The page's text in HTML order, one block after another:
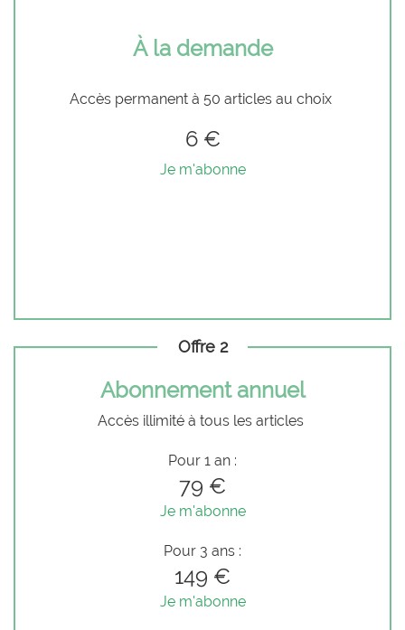
À la demande
Accès permanent à 50 articles au choix
6 €
Je m'abonne
Offre 2
Abonnement annuel
Accès illimité à tous les articles
Pour 1 an :
79 €
Je m'abonne
Pour 3 ans :
149 €
Je m'abonne